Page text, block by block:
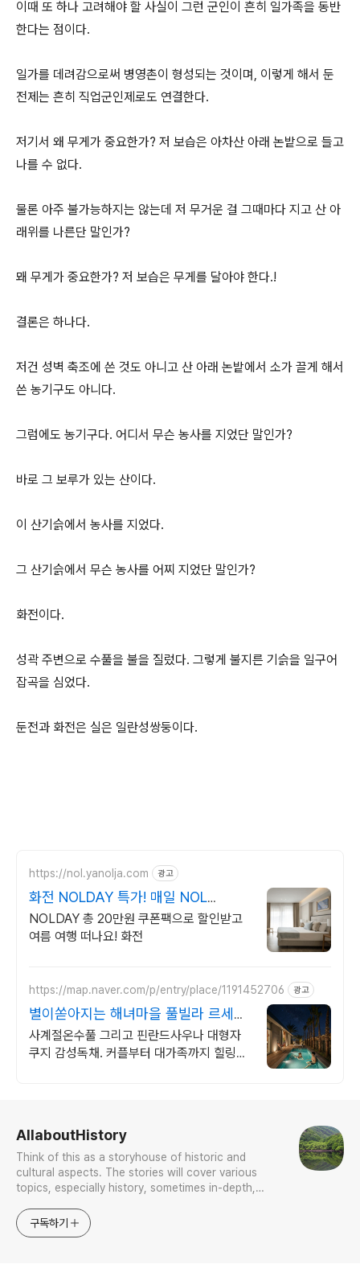
이때 또 하나 고려해야 할 사실이 그런 군인이 흔히 일가족을 동반
한다는 점이다.
일가를 데려감으로써 병영촌이 형성되는 것이며, 이렇게 해서 둔
전제는 흔히 직업군인제로도 연결한다.
저기서 왜 무게가 중요한가? 저 보습은 아차산 아래 논밭으로 들고
나를 수 없다.
물론 아주 불가능하지는 않는데 저 무거운 걸 그때마다 지고 산 아
래위를 나른단 말인가?
뫠 무게가 중요한가? 저 보습은 무게를 달아야 한다.!
결론은 하나다.
저건 성벽 축조에 쓴 것도 아니고 산 아래 논밭에서 소가 끌게 해서
쓴 농기구도 아니다.
그럼에도 농기구다. 어디서 무슨 농사를 지었단 말인가?
바로 그 보루가 있는 산이다.
이 산기슭에서 농사를 지었다.
그 산기슭에서 무슨 농사를 어찌 지었단 말인가?
화전이다.
성곽 주변으로 수풀을 불을 질렀다. 그렇게 불지른 기슭을 일구어
잡곡을 심었다.
둔전과 화전은 실은 일란성쌍둥이다.
https://nol.yanolja.com 광고
화전 NOLDAY 특가! 매일 NOL
DRAW 추첨!
NOLDAY 총 20만원 쿠폰팩으로 할인받고
여름 여행 떠나요! 화전
https://map.naver.com/p/entry/place/1191452706 광고
별이쏟아지는 해녀마을 풀빌라 르세라
핌도 다녀간 감성풀빌라
사계절온수풀 그리고 핀란드사우나 대형자
쿠지 감성독채. 커플부터 대가족까지 힐링숙
AllaboutHistory
Think of this as a storyhouse of historic and
cultural aspects. The stories will cover various
topics, especially history, sometimes in-depth,
approach will be to resist any common sense or
generalized viewpoint
구독하기